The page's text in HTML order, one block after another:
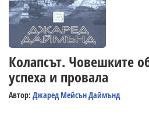
Колапсът. Човешките
успеха и провала
Автор: Джаред Мейсън Даймънд